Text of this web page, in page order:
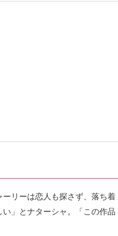
リーは恋人も探さず、落ち着
」とナターシャ。「この作品